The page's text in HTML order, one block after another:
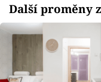
Další proměny